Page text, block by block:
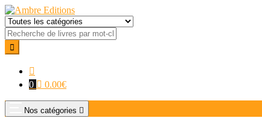
0 0.00€
Nos catégories